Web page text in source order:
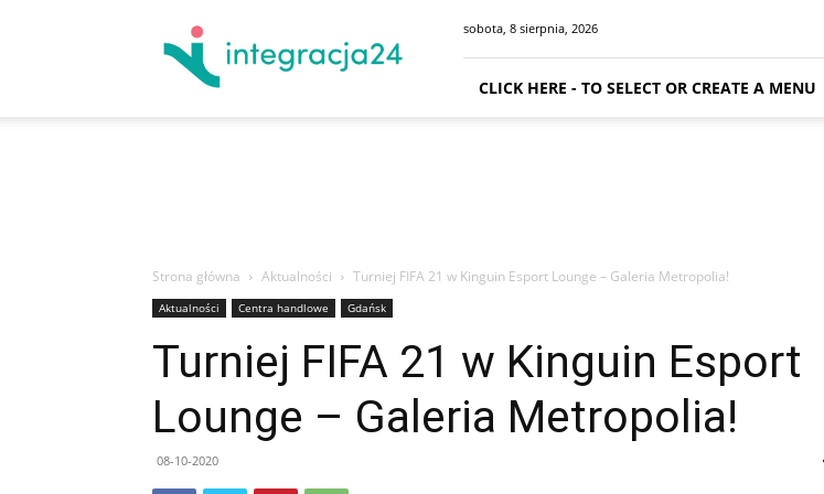
HANDLOWE
GDAŃSK
SKLEPY
sobota, 8 sierpnia, 2026
CLICK HERE - TO SELECT OR CREATE A MENU
Strona główna Aktualności Turniej FIFA 21 w Kinguin Esport Lounge – Galeria Metropolia!
Aktualności Centra handlowe Gdańsk
Turniej FIFA 21 w Kinguin Esport
Lounge – Galeria Metropolia!
08-10-2020